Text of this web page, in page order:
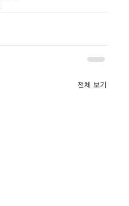
전체 보기